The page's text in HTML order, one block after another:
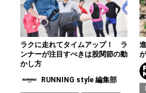
ラクに走れてタイムアップ！ ラ
ンナーが注目すべきは股関節の動
かし方
RUNNING style 編集部